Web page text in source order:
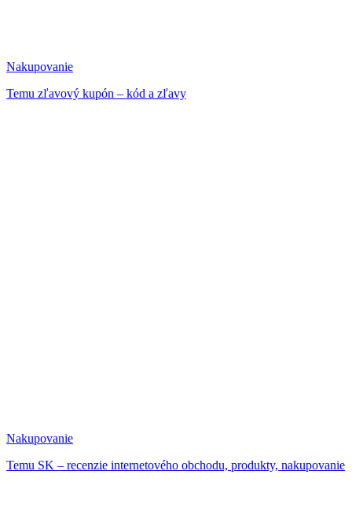
Nakupovanie
Temu zľavový kupón – kód a zľavy
Nakupovanie
Temu SK – recenzie internetového obchodu, produkty, nakupovanie